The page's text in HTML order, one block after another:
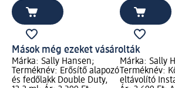
Mások még ezeket vásárolták
Márka: Sally Hansen;
Terméknév: Erősítő alapozó
és fedőlakk Double Duty,
Márka: Sally
Terméknév:
eltávolító